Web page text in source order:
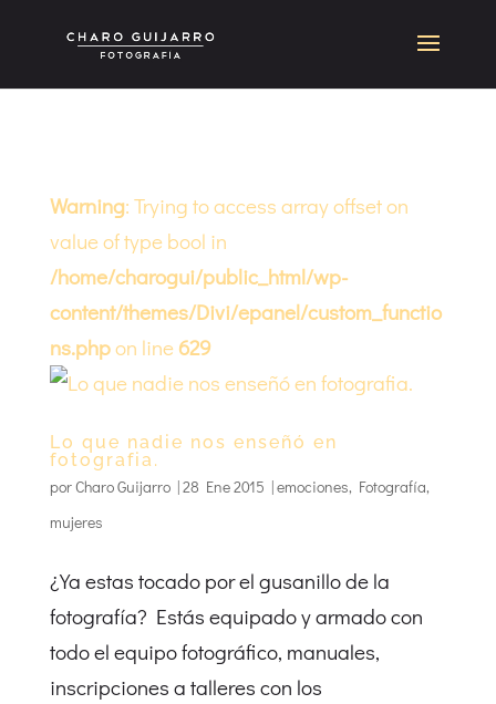
Warning: Trying to access array offset on
value of type bool in
/home/charogui/public_html/wp-
content/themes/Divi/epanel/custom_functio
ns.phpon line 629
Lo que nadie nos enseñó en
fotografia.
porCharo Guijarro|28 Ene 2015 |emociones, Fotografía,
mujeres
¿Ya estas tocado por el gusanillo de la
fotografía? Estás equipado y armado con
todo el equipo fotográfico, manuales,
inscripciones a talleres con los